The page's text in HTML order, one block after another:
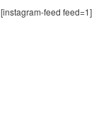
[instagram-feed feed=1]